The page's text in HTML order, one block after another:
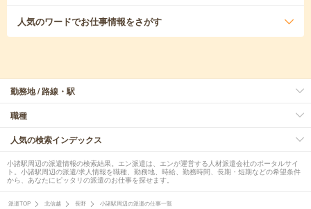
人気のワードでお仕事情報をさがす
勤務地 / 路線・駅
職種
人気の検索インデックス
小諸駅周辺の派遣情報の検索結果。エン派遣は、エンが運営する人材派遣会社のポータルサイ
ト。小諸駅周辺の派遣/求人情報を職種、勤務地、時給、勤務時間、長期・短期などの希望条件
から、あなたにピッタリの派遣のお仕事を探せます。
派遣TOP 北信越 長野 小諸駅周辺の派遣の仕事一覧